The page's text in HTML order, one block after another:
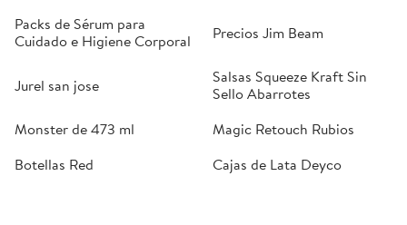
Packs de Sérum para
Cuidado e Higiene Corporal
Precios Jim Beam
Jurel san jose
Salsas Squeeze Kraft Sin
Sello Abarrotes
Monster de 473 ml
Magic Retouch Rubios
Botellas Red
Cajas de Lata Deyco